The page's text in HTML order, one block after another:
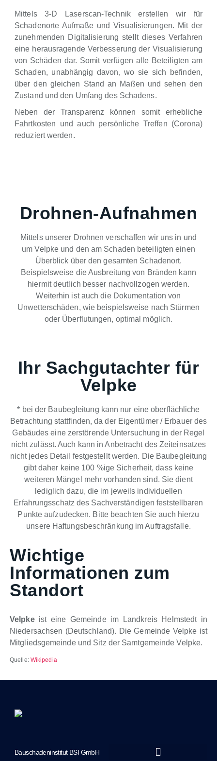
Mittels 3-D Laserscan-Technik erstellen wir für
Schadenorte Aufmaße und Visualisierungen. Mit der
zunehmenden Digitalisierung stellt dieses Verfahren
eine herausragende Verbesserung der Visualisierung
von Schäden dar. Somit verfügen alle Beteiligten am
Schaden, unabhängig davon, wo sie sich befinden,
über den gleichen Stand an Maßen und sehen den
Zustand und den Umfang des Schadens.
Neben der Transparenz können somit erhebliche
Fahrtkosten und auch persönliche Treffen (Corona)
reduziert werden.
Drohnen-Aufnahmen
Mittels unserer Drohnen verschaffen wir uns in und
um Velpke und den am Schaden beteiligten einen
Überblick über den gesamten Schadenort.
Beispielsweise die Ausbreitung von Bränden kann
hiermit deutlich besser nachvollzogen werden.
Weiterhin ist auch die Dokumentation von
Unwetterschäden, wie beispielsweise nach Stürmen
oder Überflutungen, optimal möglich.
Ihr Sachgutachter für
Velpke
* bei der Baubegleitung kann nur eine oberflächliche
Betrachtung stattfinden, da der Eigentümer / Erbauer des
Gebäudes eine zerstörende Untersuchung in der Regel
nicht zulässt. Auch kann in Anbetracht des Zeiteinsatzes
nicht jedes Detail festgestellt werden. Die Baubegleitung
gibt daher keine 100 %ige Sicherheit, dass keine
weiteren Mängel mehr vorhanden sind. Sie dient
lediglich dazu, die im jeweils individuellen
Erfahrungsschatz des Sachverständigen feststellbaren
Punkte aufzudecken. Bitte beachten Sie auch hierzu
unsere Haftungsbeschränkung im Auftragsfalle.
Wichtige
Informationen zum
Standort
Velpkeist eine Gemeinde im Landkreis Helmstedt in
Niedersachsen (Deutschland). Die Gemeinde Velpke ist
Mitgliedsgemeinde und Sitz der Samtgemeinde Velpke.
Quelle: Wikipedia
Bauschadeninstitut BSI GmbH